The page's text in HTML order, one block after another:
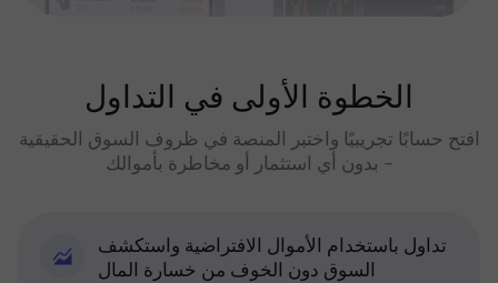
الخطوة الأولى في التداول
افتح حسابًا تجريبيًا واختبر المنصة في ظروف السوق الحقيقية
- بدون أي استثمار أو مخاطرة بأموالك
تداول باستخدام الأموال الافتراضية واستكشف
السوق دون الخوف من خسارة المال